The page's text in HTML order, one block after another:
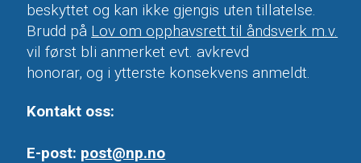
beskyttet og kan ikke gjengis uten tillatelse.
Brudd på Lov om opphavsrett til åndsverk m.v.
vil først bli anmerket evt. avkrevd
honorar, og i ytterste konsekvens anmeldt.
Kontakt oss:
E-post: post@np.no